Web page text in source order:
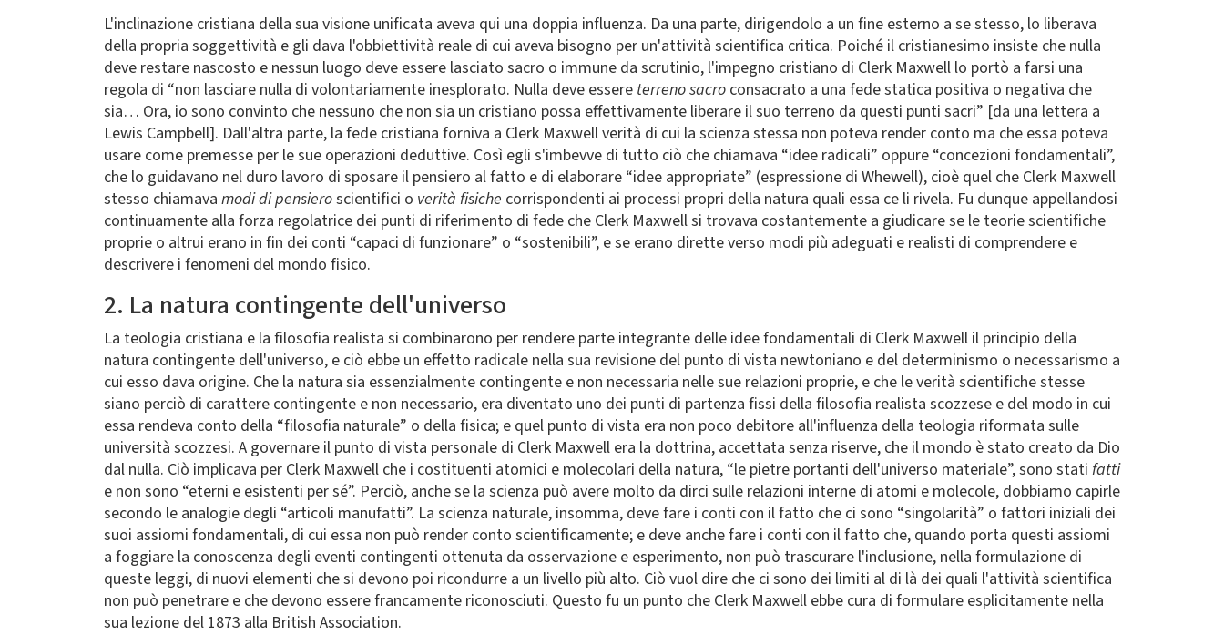
L'inclinazione cristiana della sua visione unificata aveva qui una doppia influenza. Da una parte, dirigendolo a un fine esterno a se stesso, lo liberava
della propria soggettività e gli dava l'obbiettività reale di cui aveva bisogno per un'attività scientifica critica. Poiché il cristianesimo insiste che nulla
deve restare nascosto e nessun luogo deve essere lasciato sacro o immune da scrutinio, l'impegno cristiano di Clerk Maxwell lo portò a farsi una
regola di “non lasciare nulla di volontariamente inesplorato. Nulla deve essere terreno sacro consacrato a una fede statica positiva o negativa che
sia… Ora, io sono convinto che nessuno che non sia un cristiano possa effettivamente liberare il suo terreno da questi punti sacri” [da una lettera a
Lewis Campbell]. Dall'altra parte, la fede cristiana forniva a Clerk Maxwell verità di cui la scienza stessa non poteva render conto ma che essa poteva
usare come premesse per le sue operazioni deduttive. Così egli s'imbevve di tutto ciò che chiamava “idee radicali” oppure “concezioni fondamentali”,
che lo guidavano nel duro lavoro di sposare il pensiero al fatto e di elaborare “idee appropriate” (espressione di Whewell), cioè quel che Clerk Maxwell
stesso chiamava modi di pensieroscientifici o verità fisiche corrispondenti ai processi propri della natura quali essa ce li rivela. Fu dunque appellandosi
continuamente alla forza regolatrice dei punti di riferimento di fede che Clerk Maxwell si trovava costantemente a giudicare se le teorie scientifiche
proprie o altrui erano in fin dei conti “capaci di funzionare” o “sostenibili”, e se erano dirette verso modi più adeguati e realisti di comprendere e
descrivere i fenomeni del mondo fisico.
2. La natura contingente dell'universo
La teologia cristiana e la filosofia realista si combinarono per rendere parte integrante delle idee fondamentali di Clerk Maxwell il principio della
natura contingente dell'universo, e ciò ebbe un effetto radicale nella sua revisione del punto di vista newtoniano e del determinismo o necessarismo a
cui esso dava origine. Che la natura sia essenzialmente contingente e non necessaria nelle sue relazioni proprie, e che le verità scientifiche stesse
siano perciò di carattere contingente e non necessario, era diventato uno dei punti di partenza fissi della filosofia realista scozzese e del modo in cui
essa rendeva conto della “filosofia naturale” o della fisica; e quel punto di vista era non poco debitore all'influenza della teologia riformata sulle
università scozzesi. A governare il punto di vista personale di Clerk Maxwell era la dottrina, accettata senza riserve, che il mondo è stato creato da Dio
dal nulla. Ciò implicava per Clerk Maxwell che i costituenti atomici e molecolari della natura, “le pietre portanti dell'universo materiale”, sono stati fatti
e non sono “eterni e esistenti per sé”. Perciò, anche se la scienza può avere molto da dirci sulle relazioni interne di atomi e molecole, dobbiamo capirle
secondo le analogie degli “articoli manufatti”. La scienza naturale, insomma, deve fare i conti con il fatto che ci sono “singolarità” o fattori iniziali dei
suoi assiomi fondamentali, di cui essa non può render conto scientificamente; e deve anche fare i conti con il fatto che, quando porta questi assiomi
a foggiare la conoscenza degli eventi contingenti ottenuta da osservazione e esperimento, non può trascurare l'inclusione, nella formulazione di
queste leggi, di nuovi elementi che si devono poi ricondurre a un livello più alto. Ciò vuol dire che ci sono dei limiti al di là dei quali l'attività scientifica
non può penetrare e che devono essere francamente riconosciuti. Questo fu un punto che Clerk Maxwell ebbe cura di formulare esplicitamente nella
sua lezione del 1873 alla British Association.